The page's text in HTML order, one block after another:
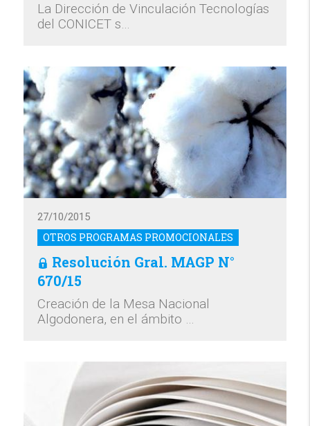
La Dirección de Vinculación Tecnologías
del CONICET s…
OTROS PROGRAMAS PROMOCIONALES
27/10/2015
Resolución Gral. MAGP N°
670/15
Creación de la Mesa Nacional
Algodonera, en el ámbito …